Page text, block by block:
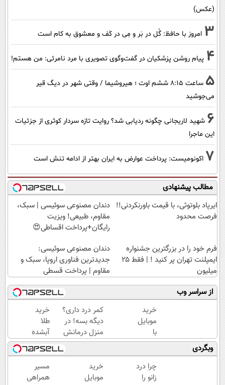
(عکس)
3 امروز با حافظ: گُل در بَر و مِی در کَف و معشوق به کام است
4 پیام روشن پزشکیان در گفت‌و‌گوی تصویری با مرد نامرئی: من هستم!
5
ساعت ۸:۱۵ ششم اوت ؛ هیروشیما / وقتی شهر در دیگ قیر
می‌جوشید
6 شهید لاریجانی چگونه ردیابی شد؟ روایت تازه سردار کوثری از جزئیات
این ماجرا
7 اکونومیست: پرداخت عوارض به ایران بهتر از ادامه تنش است
مطالب پیشنهادی
ایرپاد بلوتوثی، با قیمت باورنکردنی!!
فرصت محدود
دندان مصنوعی سوئیسی | سبک،
مقاوم، طبیعی! ویزیت
رایگان+پرداخت اقساطی😍
فرم خود را در بزرگترین جشنواره
ایمپلنت تهران پر کنید ! | فقط ۲۵
میلیون
دندان مصنوعی سوئیسی:
جدیدترین فناوری اروپا، سبک و
مقاوم | پرداخت قسطی
از سراسر وب
خرید
موبایل
با
اسنپ
پی | در
۴
قسط
کمر درد داری؟
دیگه بسه! در
منزل درمانش
کن
(◀پرسش‌نامه)
خرید
طلا
آبشده
با 100
هزار
تومن
وبگردی
چرا درد
زانو را
خرید
موبایل
مسیر
همراهی